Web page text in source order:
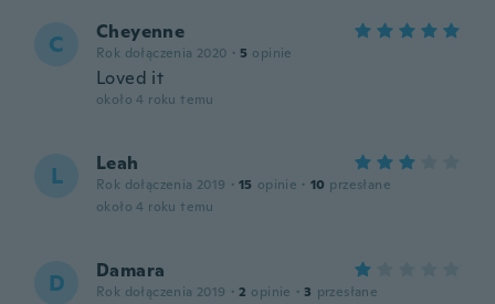
C Cheyenne
Rok dołączenia 2020 · 5 opinie
Loved it
około 4 roku temu
L Leah
Rok dołączenia 2019 · 15 opinie · 10 przesłane
około 4 roku temu
D Damara
Rok dołączenia 2019 · 2 opinie · 3 przesłane